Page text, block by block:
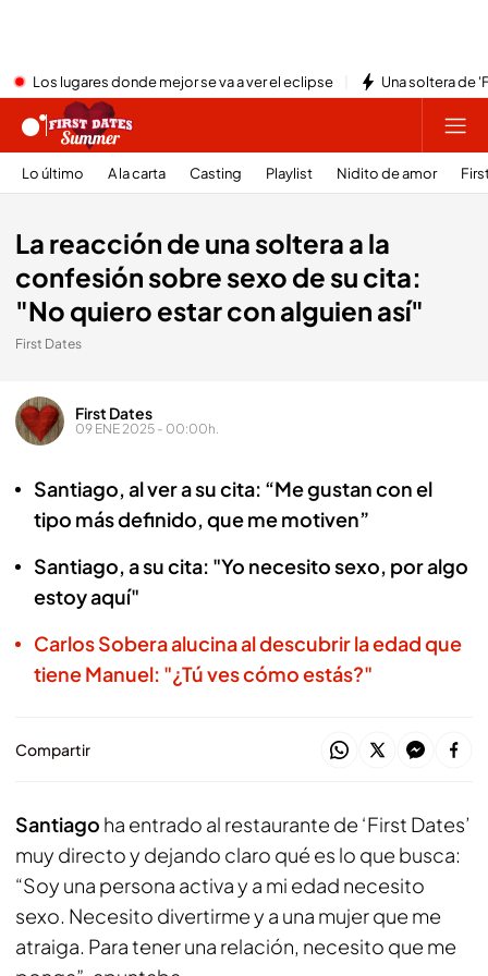
Los lugares donde mejor se va a ver el eclipse Una soltera de
Lo último A la carta Casting Playlist Nidito de amor
La reacción de una soltera a la
confesión sobre sexo de su cita:
"No quiero estar con alguien así"
First Dates
First Dates
09 ENE 2025 - 00:00h.
Santiago, al ver a su cita: “Me gustan con el
tipo más definido, que me motiven”
Santiago, a su cita: "Yo necesito sexo, por algo
estoy aquí"
Carlos Sobera alucina al descubrir la edad que
tiene Manuel: "¿Tú ves cómo estás?"
Compartir
Santiago ha entrado al restaurante de ‘First Dates’
muy directo y dejando claro qué es lo que busca:
“Soy una persona activa y a mi edad necesito
sexo. Necesito divertirme y a una mujer que me
atraiga. Para tener una relación, necesito que me